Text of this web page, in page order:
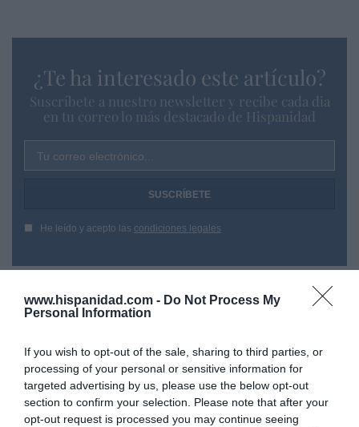
www.hispanidad.com - Do Not Process My
Personal Information
If you wish to opt-out of the sale, sharing to third parties, or
processing of your personal or sensitive information for
targeted advertising by us, please use the below opt-out
section to confirm your selection. Please note that after your
opt-out request is processed you may continue seeing
¿Te ha interesado este artículo?
Suscríbete a nuestro newsletter y recibe cada dia
en tu correo lo más destacado de Hispanidad
Tu correo electrónico...
He leído y acepto las condiciones legales